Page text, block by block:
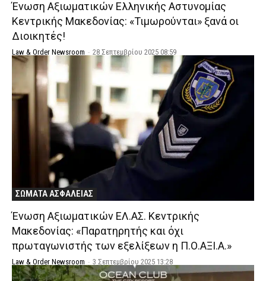
Ένωση Αξιωματικών Ελληνικής Αστυνομίας
Κεντρικής Μακεδονίας: «Τιμωρούνται» ξανά οι
Διοικητές!
Law & Order Newsroom - 28 Σεπτεμβρίου 2025 08:59
ΣΩΜΑΤΑ ΑΣΦΑΛΕΙΑΣ
Ένωση Αξιωματικών ΕΛ.ΑΣ. Κεντρικής
Μακεδονίας: «Παρατηρητής και όχι
πρωταγωνιστής των εξελίξεων η Π.Ο.ΑΞΙ.Α.»
Law & Order Newsroom - 3 Σεπτεμβρίου 2025 13:28